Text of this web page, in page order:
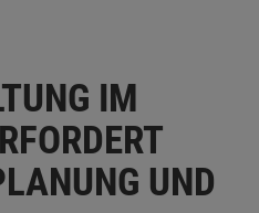
IM
UND